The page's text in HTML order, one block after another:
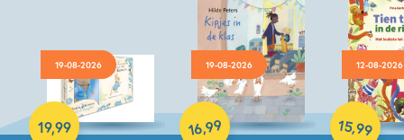
19-08-2026
19,99
Hardcover
19-08-2026
16,99
Hardcover
12-08-2026
15,99
Hardcover